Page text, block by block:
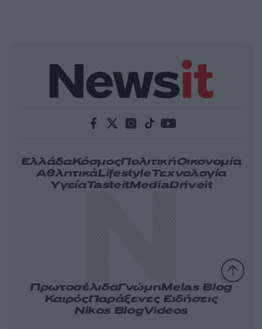
ΕλλάδαΚόσμοςΠολιτικήΟικονομία
ΑθλητικάLifestyleΤεχνολογία
ΥγείαTasteitMediaDriveit
ΠρωτοσέλιδαΓνώμηMelas Blog
ΚαιρόςΠαράξενες Ειδήσεις
Nikos BlogVideos